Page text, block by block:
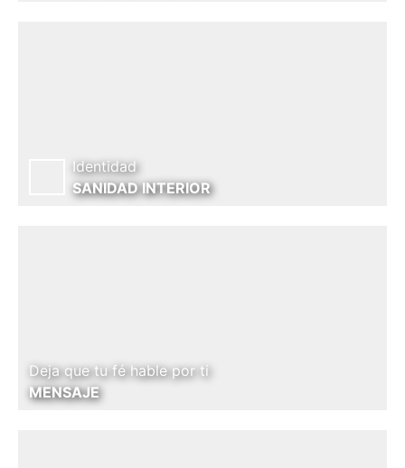
Identidad
SANIDAD INTERIOR
Deja que tu fé hable por ti
MENSAJE